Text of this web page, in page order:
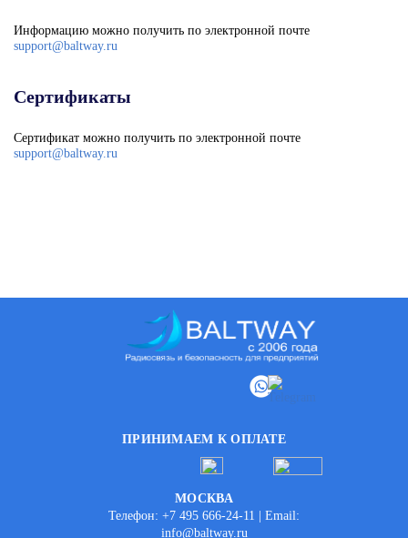
Информацию можно получить по электронной почте
support@baltway.ru
Сертификаты
Сертификат можно получить по электронной почте
support@baltway.ru
ПРИНИМАЕМ К ОПЛАТЕ
МОСКВА
Телефон: +7 495 666-24-11 | Email:
info@baltway.ru